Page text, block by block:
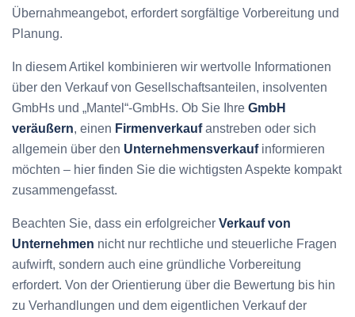
Übernahmeangebot, erfordert sorgfältige Vorbereitung und
Planung.
In diesem Artikel kombinieren wir wertvolle Informationen
über den Verkauf von Gesellschaftsanteilen, insolventen
GmbHs und „Mantel“-GmbHs. Ob Sie Ihre GmbH
veräußern, einen Firmenverkaufanstreben oder sich
allgemein über den Unternehmensverkaufinformieren
möchten – hier finden Sie die wichtigsten Aspekte kompakt
zusammengefasst.
Beachten Sie, dass ein erfolgreicher Verkauf von
Unternehmen nicht nur rechtliche und steuerliche Fragen
aufwirft, sondern auch eine gründliche Vorbereitung
erfordert. Von der Orientierung über die Bewertung bis hin
zu Verhandlungen und dem eigentlichen Verkauf der